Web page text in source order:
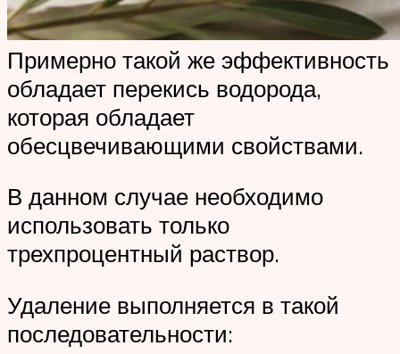
Примерно такой же эффективность
обладает перекись водорода,
которая обладает
обесцвечивающими свойствами.
В данном случае необходимо
использовать только
трехпроцентный раствор.
Удаление выполняется в такой
последовательности: